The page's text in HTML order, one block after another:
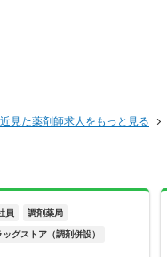
見た薬剤師求人をもっと見る
員 調剤薬局
ッグストア（調剤併設）